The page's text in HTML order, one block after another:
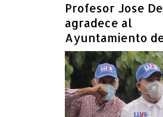
Profesor Jose
agradece al
Ayuntamiento